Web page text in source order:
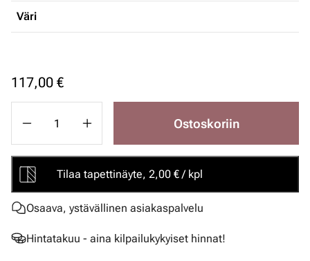
Väri
117,00 €
Ostoskoriin
Tilaa tapettinäyte, 2,00 € / kpl
Osaava, ystävällinen asiakaspalvelu
Hintatakuu - aina kilpailukykyiset hinnat!